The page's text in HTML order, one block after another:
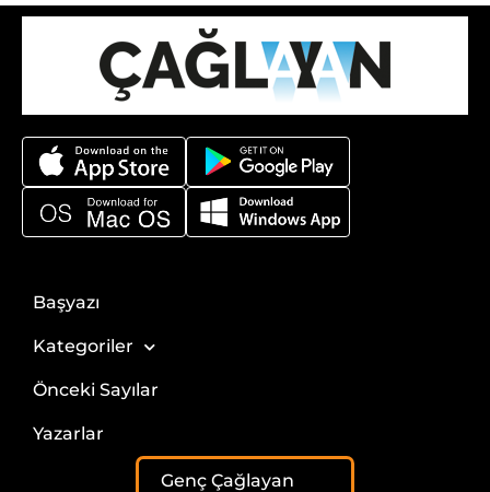
Başyazı
Kategoriler
Önceki Sayılar
Yazarlar
Genç Çağlayan